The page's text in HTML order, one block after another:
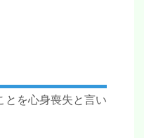
とを心身喪失と言い